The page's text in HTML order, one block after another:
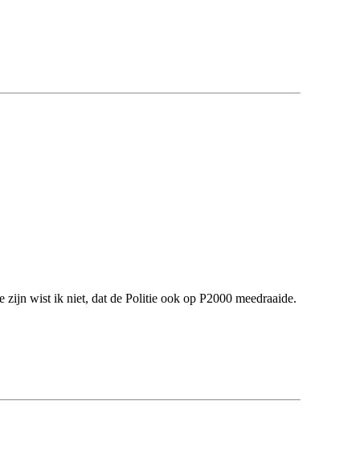
wist ik niet, dat de Politie ook op P2000 meedraaide.